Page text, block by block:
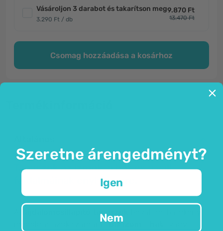
Vásároljon 3 darabot és takarítson meg
3.290 Ft / db
9.870 Ft
13.470 Ft
Csomag hozzáadása a kosárhoz
Tapaszok az izmok, a hát és a váll
fájdalmáinak enyhítésére.
tapaszok
megoldás azok számára, akik
Szeretne árengedményt?
Igen
Nem